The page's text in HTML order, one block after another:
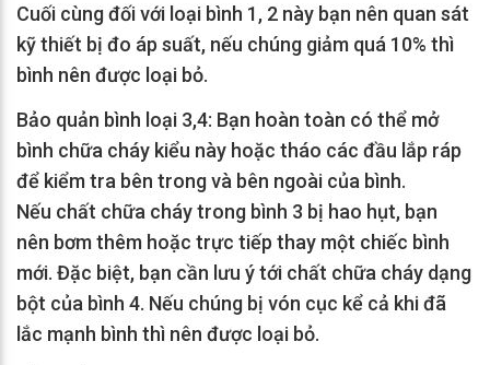
Cuối cùng đối với loại bình 1, 2 này bạn nên quan sát
kỹ thiết bị đo áp suất, nếu chúng giảm quá 10% thì
bình nên được loại bỏ.
Bảo quản bình loại 3,4: Bạn hoàn toàn có thể mở
bình chữa cháy kiểu này hoặc tháo các đầu lắp ráp
để kiểm tra bên trong và bên ngoài của bình.
Nếu chất chữa cháy trong bình 3 bị hao hụt, bạn
nên bơm thêm hoặc trực tiếp thay một chiếc bình
mới. Đặc biệt, bạn cần lưu ý tới chất chữa cháy dạng
bột của bình 4. Nếu chúng bị vón cục kể cả khi đã
lắc mạnh bình thì nên được loại bỏ.